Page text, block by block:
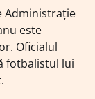
Administrație
este
Oficialul
fotbalistul lui